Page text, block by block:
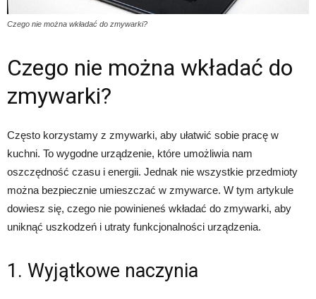
Czego nie można wkładać do zmywarki?
Czego nie można wkładać do
zmywarki?
Często korzystamy z zmywarki, aby ułatwić sobie pracę w
kuchni. To wygodne urządzenie, które umożliwia nam
oszczędność czasu i energii. Jednak nie wszystkie przedmioty
można bezpiecznie umieszczać w zmywarce. W tym artykule
dowiesz się, czego nie powinieneś wkładać do zmywarki, aby
uniknąć uszkodzeń i utraty funkcjonalności urządzenia.
1. Wyjątkowe naczynia